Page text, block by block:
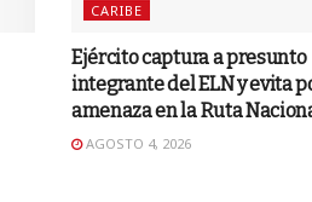
CARIBE
Ejército captura a presunto
integrante del ELN y evita
amenaza en la Ruta
AGOSTO 4, 2026